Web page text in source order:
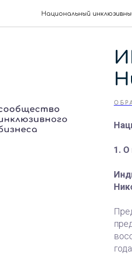
Национальный
1. О
года.